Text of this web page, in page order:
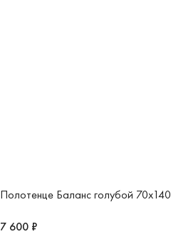
Полотенце Баланс голубой 70x140
7 600 ₽